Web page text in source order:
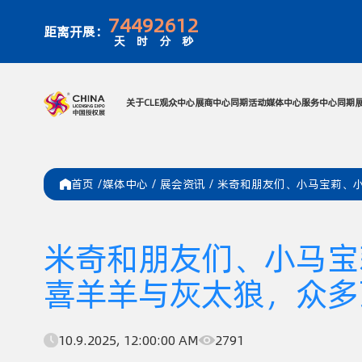
距离开展： 74
天
49
时
26
分
12
秒
首页 /媒体中心 / 展会资讯 / 米奇和朋友们、小马宝莉、
米奇和朋友们、小马
喜羊羊与灰太狼，众
10.9.2025, 12:00:00 AM 2791